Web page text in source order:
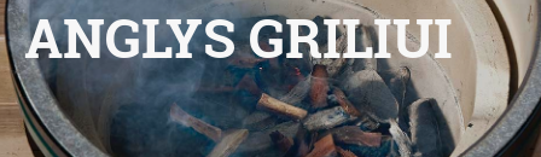
ANGLYS GRILIUI